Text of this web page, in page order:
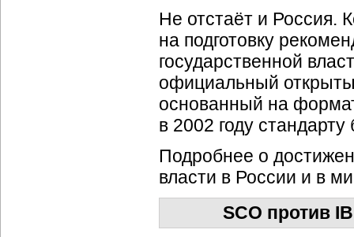
Не отстаёт и Россия.
на подготовку
государственной
официальный
основанный на
в 2002 году
Подробнее о
власти в России и в
SCO против